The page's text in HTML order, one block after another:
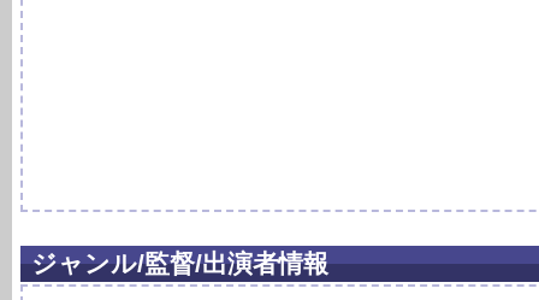
ジャンル/監督/出演者情報